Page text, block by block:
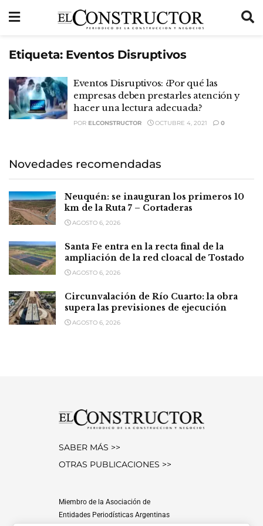
Etiqueta: Eventos Disruptivos
Eventos Disruptivos: ¿Por qué las
empresas deben prestarles atención y
hacer una lectura adecuada?
POR ELCONSTRUCTOR OCTUBRE 4, 2021 0
Novedades recomendadas
Neuquén: se inauguran los primeros 10
km de la Ruta 7 – Cortaderas
AGOSTO 6, 2026
Santa Fe entra en la recta final de la
ampliación de la red cloacal de Tostado
AGOSTO 6, 2026
Circunvalación de Río Cuarto: la obra
supera las previsiones de ejecución
AGOSTO 6, 2026
SABER MÁS >>
OTRAS PUBLICACIONES >>
Miembro de la Asociación de
Entidades Periodísticas Argentinas